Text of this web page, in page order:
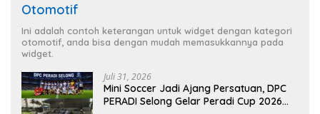
Otomotif
Ini adalah contoh keterangan untuk widget dengan kategori
otomotif, anda bisa dengan mudah memasukkannya pada
widget.
Juli 31, 2026
Mini Soccer Jadi Ajang Persatuan, DPC
PERADI Selong Gelar Peradi Cup 2026